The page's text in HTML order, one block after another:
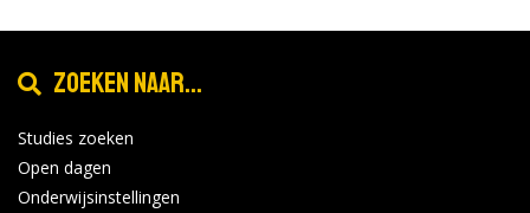
Zoeken naar...
Studies zoeken
Open dagen
Onderwijsinstellingen